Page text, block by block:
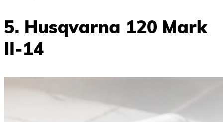
5. Husqvarna 120 Mark
II-14